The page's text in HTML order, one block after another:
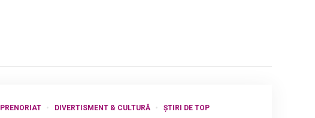
DIVERTISMENT & CULTURĂ ȘTIRI DE TOP